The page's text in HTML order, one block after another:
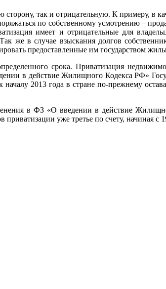
так и отрицательную. К примеру, в
по собственному усмотрению –
имеет и отрицательные для
же в случае взыскания долгов
предоставленные им государством
срока. Приватизация
в действие Жилищного Кодекса РФ»
2013 года в стране по-прежнему
в ФЗ «О введении в действие
уже третье по счету, начиная с